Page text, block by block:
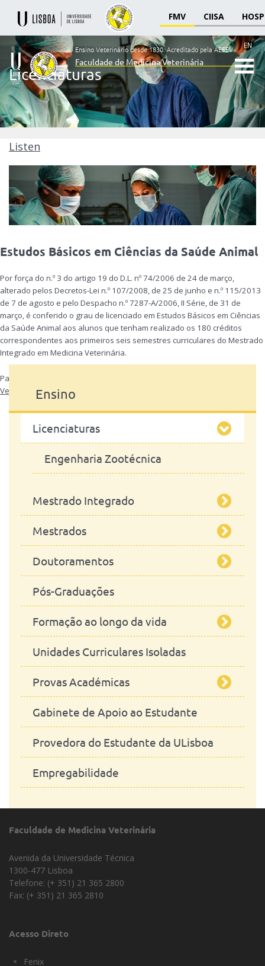
FMV CIISA
Ensino
Veterinário
desde
1830
Faculdade
de
Medicina
Veterinária
EN
Ensino Veterinário desde 1830.Acreditado pela AEEEV
Faculdade de Medicina Veterinária
Licenciaturas
Listen
Básicos
em
da
Saúde
Animal
Estudos Básicos em Ciências da Saúde Animal
Por força do n.º 3 do artigo 19 do D.L. nº 74/2006 de 24 de março,
alterado pelos Decretos-Lei n.º 107/2008, de 25 de junho e n.º 115/2013
de 7 de agosto e pelo Despacho n.º 7287-A/2006, II Série, de 31 de
março, é conferido o grau de licenciado em Estudos Básicos em Ciências
da Saúde Animal aos alunos que tenham realizado os 180 créditos
correspondentes aos primeiros seis semestres curriculares do Mestrado
Integrado em Medicina Veterinária.
Para mais informações consultar:
VeterináriaEnsino
Licenciaturas
Engenharia Zootécnica
Mestrado Integrado
Mestrado Integrado em Medicina
Veterinária
Mestrados
Segurança Alimentar
Ciências Equinas
Engenharia Zootécnica / Produção
Animal
Microbiologia
Fenotipagem Morfológica de
Modelos Animais de Doenças
Humanas - MorphoPHEN
Doutoramentos
Ciências Veterinárias
Estudos em Saúde Planetária
Ciências da Sustentatibilidade
Pós-Graduações
Formação ao longo da vida
A realizar
Realizadas
Unidades Curriculares Isoladas
Provas Académicas
Mestrado Integrado
Mestrados
Doutoramentos
Gabinete de Apoio ao Estudante
Provedora do Estudante da ULisboa
Empregabilidade
Faculdade de Medicina Veterinária
Avenida da Universidade Técnica
1300-477 Lisboa
Telefone: (+ 351) 21 365 2800
Fax: (+ 351) 21 365 2810
Acesso Direto
Fenix